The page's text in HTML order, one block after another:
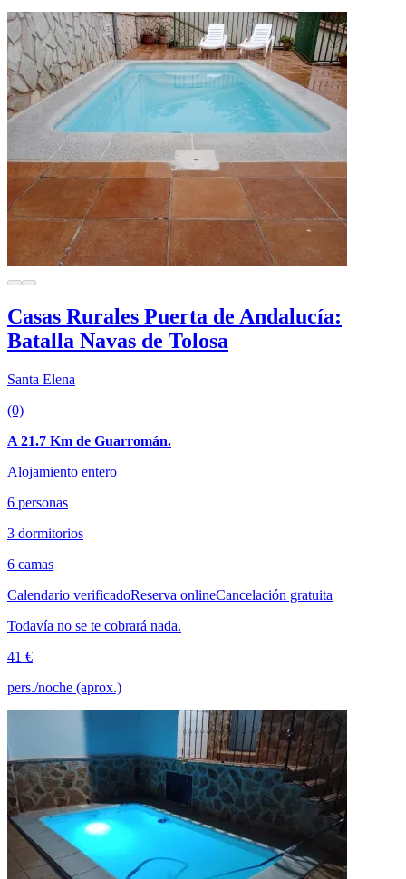
Casas Rurales Puerta de Andalucía:
Batalla Navas de Tolosa
Santa Elena
(0)
A 21.7 Km de Guarromán.
Alojamiento entero
6 personas
3 dormitorios
6 camas
Calendario verificadoReserva onlineCancelación gratuita
Todavía no se te cobrará nada.
41 €
pers./noche (aprox.)